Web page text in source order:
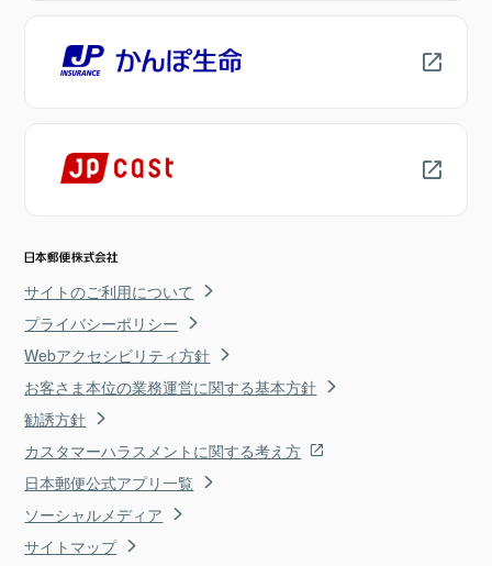
サイトのご利用について
プライバシーポリシー
Webアクセシビリティ方針
お客さま本位の業務運営に関する基本方針
勧誘方針
カスタマーハラスメントに関する考え方
日本郵便公式アプリ一覧
ソーシャルメディア
サイトマップ